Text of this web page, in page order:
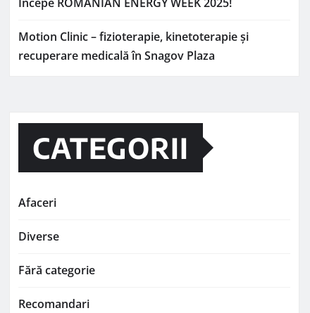
Motion Clinic – fizioterapie, kinetoterapie și
recuperare medicală în Snagov Plaza
CATEGORII
Afaceri
Diverse
Fără categorie
Recomandari